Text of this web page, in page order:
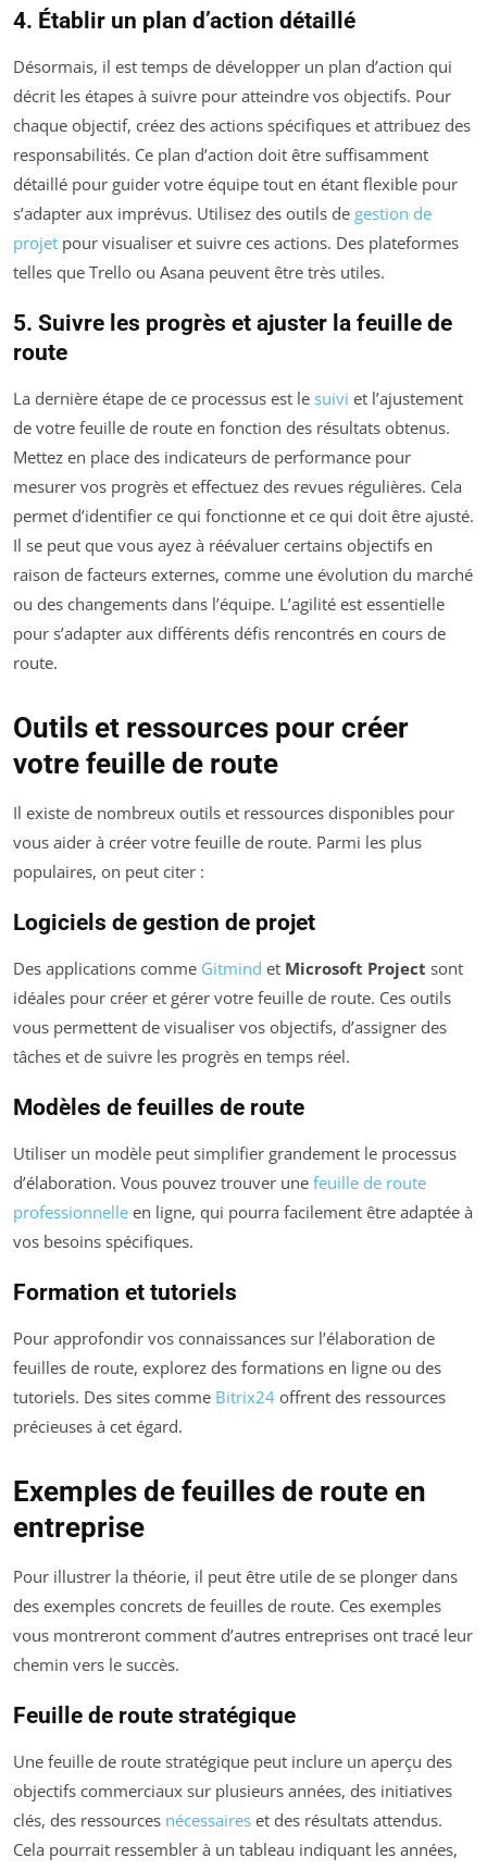
4. Établir un plan d’action détaillé
Désormais, il est temps de développer un plan d’action qui
décrit les étapes à suivre pour atteindre vos objectifs. Pour
chaque objectif, créez des actions spécifiques et attribuez des
responsabilités. Ce plan d’action doit être suffisamment
détaillé pour guider votre équipe tout en étant flexible pour
s’adapter aux imprévus. Utilisez des outils de gestion de
projet pour visualiser et suivre ces actions. Des plateformes
telles que Trello ou Asana peuvent être très utiles.
5. Suivre les progrès et ajuster la feuille de
route
La dernière étape de ce processus est le suivi et l’ajustement
de votre feuille de route en fonction des résultats obtenus.
Mettez en place des indicateurs de performance pour
mesurer vos progrès et effectuez des revues régulières. Cela
permet d’identifier ce qui fonctionne et ce qui doit être ajusté.
Il se peut que vous ayez à réévaluer certains objectifs en
raison de facteurs externes, comme une évolution du marché
ou des changements dans l’équipe. L’agilité est essentielle
pour s’adapter aux différents défis rencontrés en cours de
route.
Outils et ressources pour créer
votre feuille de route
Il existe de nombreux outils et ressources disponibles pour
vous aider à créer votre feuille de route. Parmi les plus
populaires, on peut citer :
Logiciels de gestion de projet
Des applications comme Gitmind et Microsoft Project sont
idéales pour créer et gérer votre feuille de route. Ces outils
vous permettent de visualiser vos objectifs, d’assigner des
tâches et de suivre les progrès en temps réel.
Modèles de feuilles de route
Utiliser un modèle peut simplifier grandement le processus
d’élaboration. Vous pouvez trouver une feuille de route
professionnelle en ligne, qui pourra facilement être adaptée à
vos besoins spécifiques.
Formation et tutoriels
Pour approfondir vos connaissances sur l’élaboration de
feuilles de route, explorez des formations en ligne ou des
tutoriels. Des sites comme Bitrix24 offrent des ressources
précieuses à cet égard.
Exemples de feuilles de route en
entreprise
Pour illustrer la théorie, il peut être utile de se plonger dans
des exemples concrets de feuilles de route. Ces exemples
vous montreront comment d’autres entreprises ont tracé leur
chemin vers le succès.
Feuille de route stratégique
Une feuille de route stratégique peut inclure un aperçu des
objectifs commerciaux sur plusieurs années, des initiatives
clés, des ressources nécessaires et des résultats attendus.
Cela pourrait ressembler à un tableau indiquant les années,